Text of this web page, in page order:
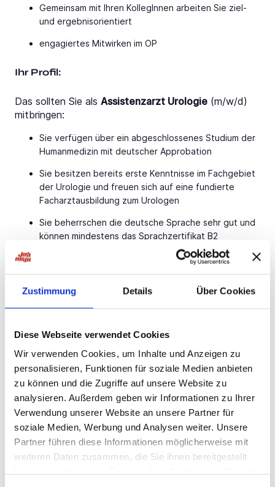
Zustimmung Details Über Cookies
Diese Webseite verwendet Cookies
Wir verwenden Cookies, um Inhalte und Anzeigen zu
personalisieren, Funktionen für soziale Medien anbieten
zu können und die Zugriffe auf unsere Website zu
analysieren. Außerdem geben wir Informationen zu Ihrer
Verwendung unserer Website an unsere Partner für
soziale Medien, Werbung und Analysen weiter. Unsere
Partner führen diese Informationen möglicherweise mit
weiteren Daten zusammen, die Sie ihnen bereitgestellt
Gemeinsam mit Ihren KollegInnen arbeiten Sie ziel-
und ergebnisorientiert
engagiertes Mitwirken im OP
Ihr Profil:
Das sollten Sie als Assistenzarzt Urologie (m/w/d)
mitbringen:
Sie verfügen über ein abgeschlossenes Studium der
Humanmedizin mit deutscher Approbation
Sie besitzen bereits erste Kenntnisse im Fachgebiet
der Urologie und freuen sich auf eine fundierte
Facharztausbildung zum Urologen
Sie beherrschen die deutsche Sprache sehr gut und
können mindestens das Sprachzertifikat B2
sowie eine hohe Patientenorientierung
selbstverständlich
Das erhalten Sie alsAssistenzarzt Urologie(w/m/d):
Eine auf Dauer angelegte Tätigkeit in einem
innovativen Umfeld mit Zukunftsperspektive an
einem exzellent ausgestatteten Arbeitsplatz und
einer Vergütung nach Tarif
Persönliche Weiterentwicklungsmöglichkeiten und
individuelle Betreuung
Eine verantwortungsvolle Tätigkeit in einem